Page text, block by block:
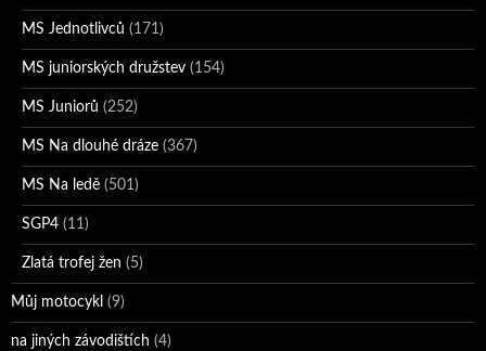
MS Jednotlivců (171)
MS juniorských družstev (154)
MS Juniorů (252)
MS Na dlouhé dráze (367)
MS Na ledě (501)
SGP4 (11)
Zlatá trofej žen (5)
Můj motocykl (9)
na jiných závodištích (4)